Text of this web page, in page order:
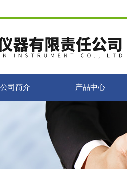
公司简介 产品中心